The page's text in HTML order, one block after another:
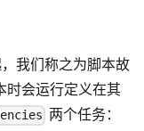
我们称之为脚本故
时会运行定义在其
两个任务：